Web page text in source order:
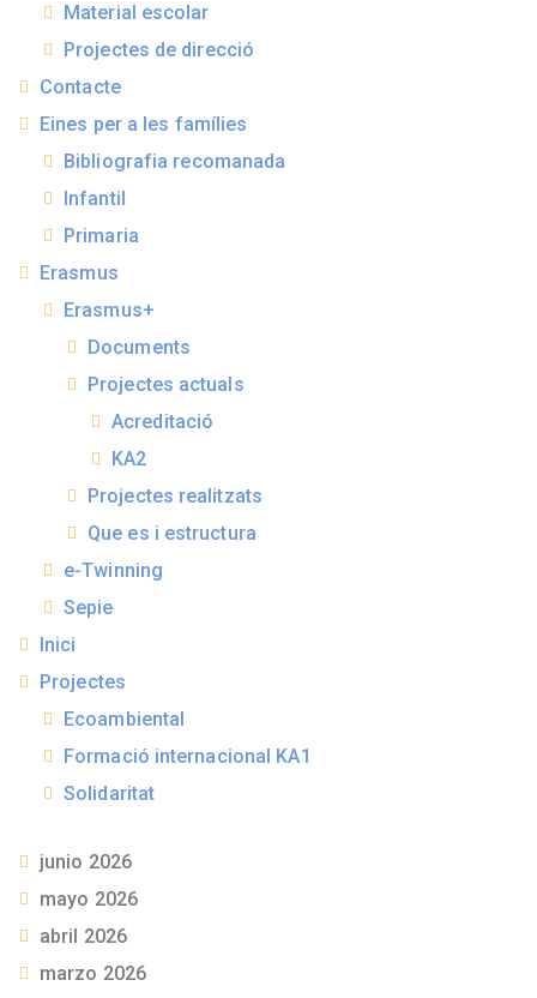
Material escolar
Projectes de direcció
Contacte
Eines per a les famílies
Bibliografia recomanada
Infantil
Primaria
Erasmus
Erasmus+
Documents
Projectes actuals
Acreditació
KA2
Projectes realitzats
Que es i estructura
e-Twinning
Sepie
Inici
Projectes
Ecoambiental
Formació internacional KA1
Solidaritat
junio 2026
mayo 2026
abril 2026
marzo 2026